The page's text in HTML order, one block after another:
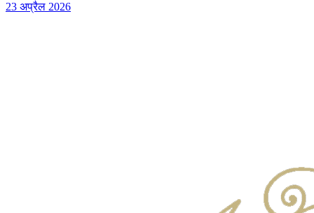
23 अप्रैल 2026